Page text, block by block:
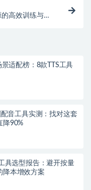
高效训练与推
适配榜：8款TTS工具
音工具实测：找对这套
降90%
具选型报告：避开按量
降本增效方案